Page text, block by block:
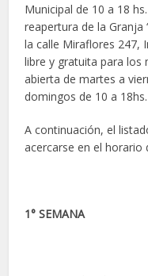
Municipal de 10 a 18
reapertura de la Granja
la calle Miraflores 247,
libre y gratuita para los
abierta de martes a
domingos de 10 a 18hs.
A continuación, el
acercarse en el horario
1° SEMANA